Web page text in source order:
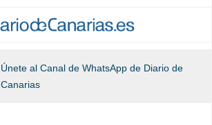
Únete al Canal de WhatsApp de Diario de
Canarias